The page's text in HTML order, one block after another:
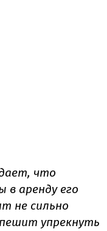
что
в аренду его
не сильно
упрекнуть